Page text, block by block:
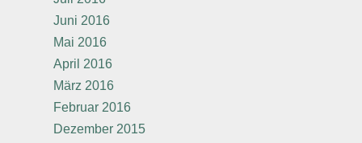
Juni 2016
Mai 2016
April 2016
März 2016
Februar 2016
Dezember 2015